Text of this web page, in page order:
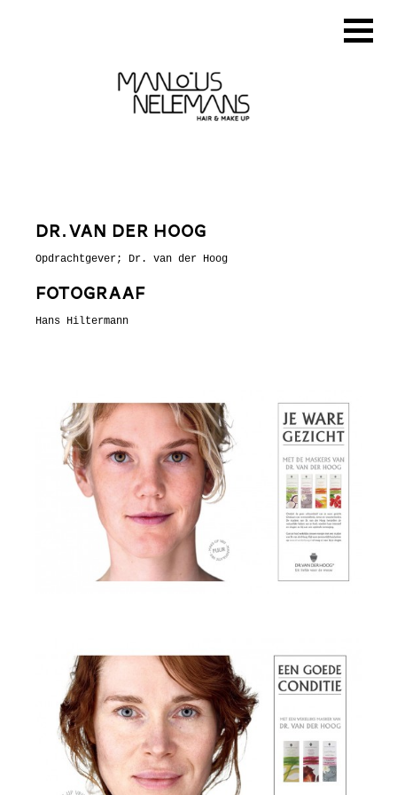
Dr. van der Hoog
Opdrachtgever; Dr. van der Hoog
Fotograaf
Hans Hiltermann